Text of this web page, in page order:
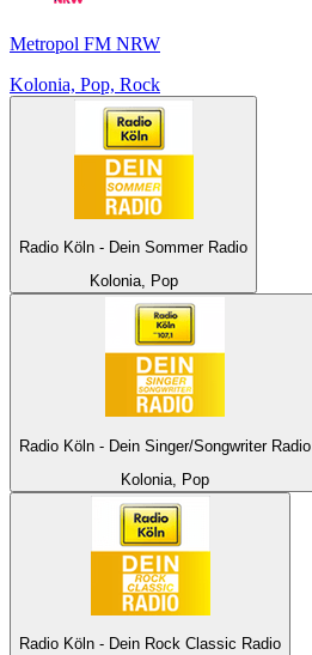
Metropol FM NRW
Kolonia, Pop, Rock
Radio Köln - Dein Sommer Radio
Kolonia, Pop
Radio Köln - Dein Singer/Songwriter Radio
Kolonia, Pop
Radio Köln - Dein Rock Classic Radio